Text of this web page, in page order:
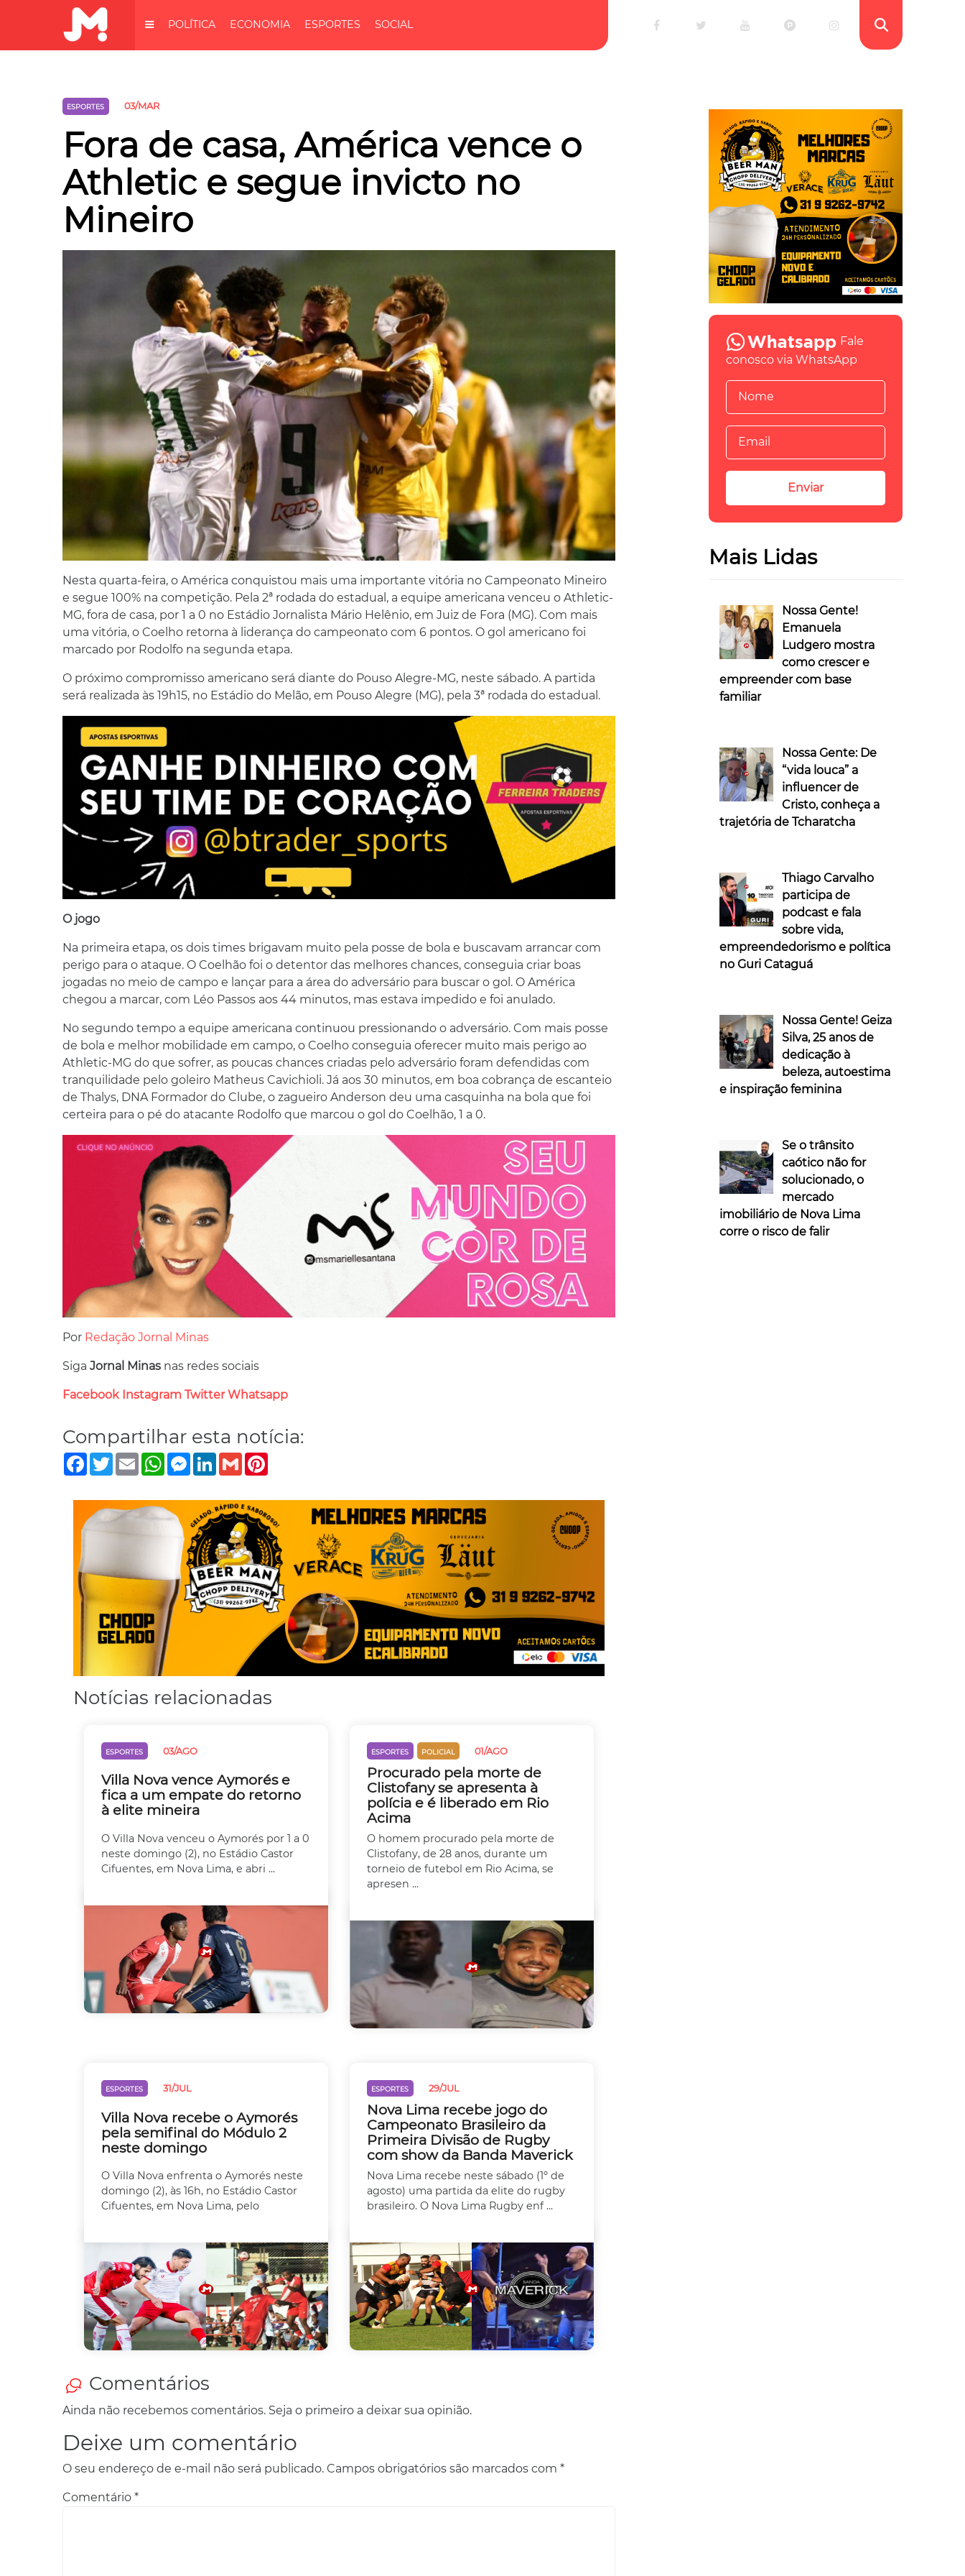
POLÍTICA ECONOMIA ESPORTES SOCIAL
ESPORTES 03/MAR
Fora de casa, América vence o
Athletic e segue invicto no
Mineiro
Nesta quarta-feira, o América conquistou mais uma importante vitória no Campeonato Mineiro
e segue 100% na competição. Pela 2ª rodada do estadual, a equipe americana venceu o Athletic-
MG, fora de casa, por 1 a 0 no Estádio Jornalista Mário Helênio, em Juiz de Fora (MG). Com mais
uma vitória, o Coelho retorna à liderança do campeonato com 6 pontos. O gol americano foi
marcado por Rodolfo na segunda etapa.
O próximo compromisso americano será diante do Pouso Alegre-MG, neste sábado. A partida
será realizada às 19h15, no Estádio do Melão, em Pouso Alegre (MG), pela 3ª rodada do estadual.
O jogo
Na primeira etapa, os dois times brigavam muito pela posse de bola e buscavam arrancar com
perigo para o ataque. O Coelhão foi o detentor das melhores chances, conseguia criar boas
jogadas no meio de campo e lançar para a área do adversário para buscar o gol. O América
chegou a marcar, com Léo Passos aos 44 minutos, mas estava impedido e foi anulado.
No segundo tempo a equipe americana continuou pressionando o adversário. Com mais posse
de bola e melhor mobilidade em campo, o Coelho conseguia oferecer muito mais perigo ao
Athletic-MG do que sofrer, as poucas chances criadas pelo adversário foram defendidas com
tranquilidade pelo goleiro Matheus Cavichioli. Já aos 30 minutos, em boa cobrança de escanteio
de Thalys, DNA Formador do Clube, o zagueiro Anderson deu uma casquinha na bola que foi
certeira para o pé do atacante Rodolfo que marcou o gol do Coelhão, 1 a 0.
Por Redação Jornal Minas
Siga Jornal Minas nas redes sociais
Facebook Instagram Twitter Whatsapp
Compartilhar esta notícia:
Facebook
TwitterEmailWhatsApp
Messenger
LinkedIn
Gmail
Notícias relacionadas
ESPORTES 03/AGO
Villa Nova vence Aymorés e
fica a um empate do retorno
à elite mineira
O Villa Nova venceu o Aymorés por 1 a 0
neste domingo (2), no Estádio Castor
Cifuentes, em Nova Lima, e abri ...
ESPORTES POLICIAL 01/AGO
Procurado pela morte de
Clistofany se apresenta à
polícia e é liberado em Rio
Acima
O homem procurado pela morte de
Clistofany, de 28 anos, durante um
torneio de futebol em Rio Acima, se
apresen ...
ESPORTES 31/JUL
Villa Nova recebe o Aymorés
pela semifinal do Módulo 2
neste domingo
O Villa Nova enfrenta o Aymorés neste
domingo (2), às 16h, no Estádio Castor
Cifuentes, em Nova Lima, pelo
ESPORTES 29/JUL
Nova Lima recebe jogo do
Campeonato Brasileiro da
Primeira Divisão de Rugby
com show da Banda Maverick
Nova Lima recebe neste sábado (1º de
agosto) uma partida da elite do rugby
brasileiro. O Nova Lima Rugby enf ...
Comentários
Ainda não recebemos comentários. Seja o primeiro a deixar sua opinião.
Deixe um comentário
O seu endereço de e-mail não será publicado. Campos obrigatórios são marcados com *
Comentário *
Fale
conosco via WhatsApp
Mais Lidas
Nossa Gente!
Emanuela
Ludgero mostra
como crescer e
empreender com base
familiar
Nossa Gente: De
“vida louca” a
influencer de
Cristo, conheça a
trajetória de Tcharatcha
Thiago Carvalho
participa de
podcast e fala
sobre vida,
empreendedorismo e política
no Guri Cataguá
Nossa Gente! Geiza
Silva, 25 anos de
dedicação à
beleza, autoestima
e inspiração feminina
Se o trânsito
caótico não for
solucionado, o
mercado
imobiliário de Nova Lima
corre o risco de falir